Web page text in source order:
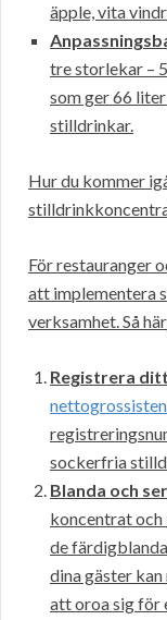
äpple, vita
tre storlekar –
som ger 66
stilldrinkar.
Hur du kommer
För restauranger
att implementera
verksamhet. Så
Registrera
sockerfria
Blanda och
koncentrat och
de
dina gäster kan
att oroa sig för